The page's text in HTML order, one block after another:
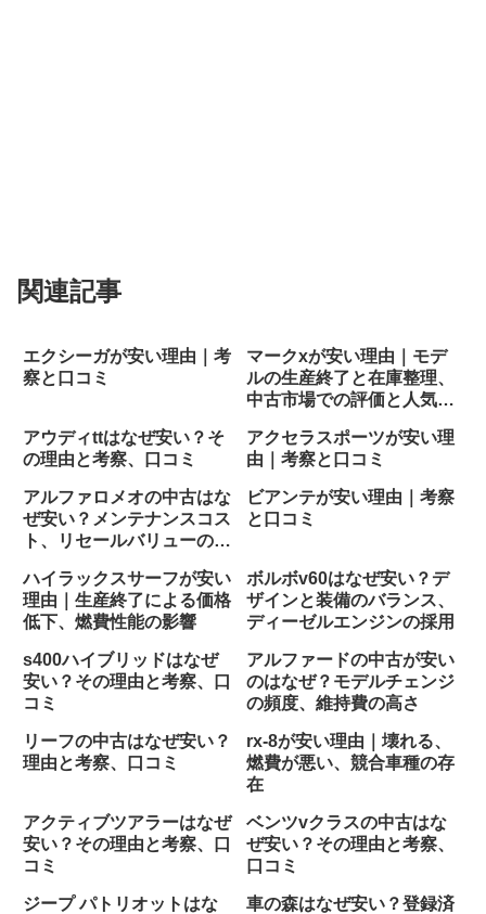
関連記事
エクシーガが安い理由｜考
察と口コミ
マークxが安い理由｜モデ
ルの生産終了と在庫整理、
中古市場での評価と人気の
アウディttはなぜ安い？そ
の理由と考察、口コミ
アクセラスポーツが安い理
由｜考察と口コミ
アルファロメオの中古はな
ぜ安い？メンテナンスコス
ト、リセールバリューの低
ビアンテが安い理由｜考察
と口コミ
ハイラックスサーフが安い
理由｜生産終了による価格
低下、燃費性能の影響
ボルボv60はなぜ安い？デ
ザインと装備のバランス、
ディーゼルエンジンの採用
s400ハイブリッドはなぜ
安い？その理由と考察、口
コミ
アルファードの中古が安い
のはなぜ？モデルチェンジ
の頻度、維持費の高さ
リーフの中古はなぜ安い？
理由と考察、口コミ
rx-8が安い理由｜壊れる、
燃費が悪い、競合車種の存
在
アクティブツアラーはなぜ
安い？その理由と考察、口
コミ
ベンツvクラスの中古はな
ぜ安い？その理由と考察、
口コミ
ジープ パトリオットはな
車の森はなぜ安い？登録済